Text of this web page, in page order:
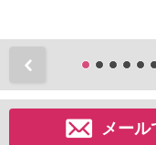
メール